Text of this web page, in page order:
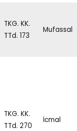
TKG. KK.
TTd. 173
Mufassal
TKG. KK.
TTd. 270
İcmal